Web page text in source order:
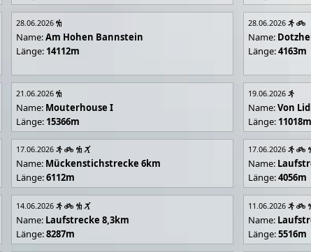
28.06.2026
Name:Am Hohen Bannstein
Länge: 14112m
28.06.2026
Name:
Länge:4163m
21.06.2026
Name: Mouterhouse I
Länge: 15366m
19.06.2026
Name:Von
Länge: 11018m
17.06.2026
Name: Mückenstichstrecke 6km
Länge:6112m
17.06.2026
Name:
Länge:4056m
14.06.2026
Name: Laufstrecke 8,3km
Länge:8287m
11.06.2026
Name:
Länge:5516m